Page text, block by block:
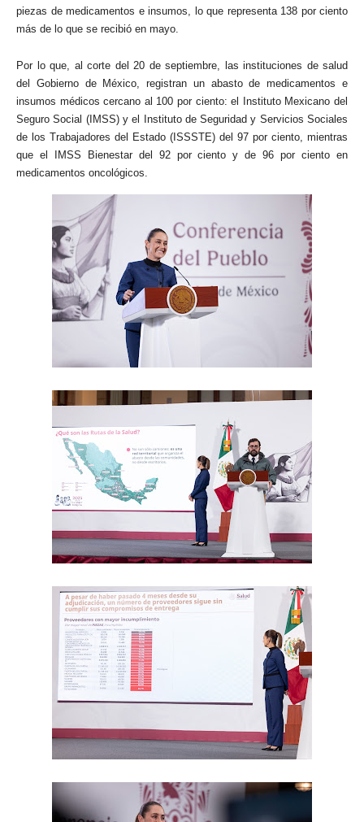
piezas de medicamentos e insumos, lo que representa 138 por ciento
más de lo que se recibió en mayo.
Por lo que, al corte del 20 de septiembre, las instituciones de salud
del Gobierno de México, registran un abasto de medicamentos e
insumos médicos cercano al 100 por ciento: el Instituto Mexicano del
Seguro Social (IMSS) y el Instituto de Seguridad y Servicios Sociales
de los Trabajadores del Estado (ISSSTE) del 97 por ciento, mientras
que el IMSS Bienestar del 92 por ciento y de 96 por ciento en
medicamentos oncológicos.